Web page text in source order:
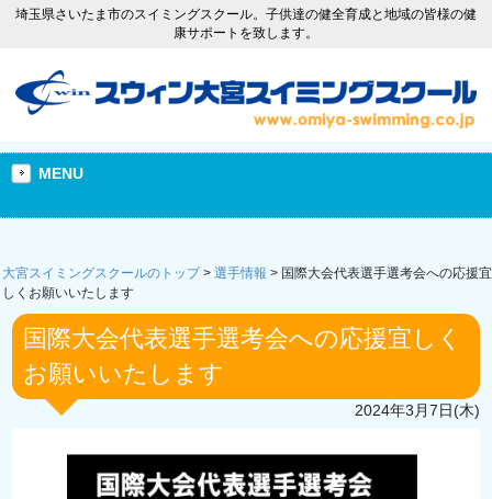
埼玉県さいたま市のスイミングスクール。子供達の健全育成と地域の皆様の健
康サポートを致します。
MENU
大宮スイミングスクールのトップ> 選手情報 > 国際大会代表選手選考会への応援宜
しくお願いいたします
国際大会代表選手選考会への応援宜しく
お願いいたします
2024年3月7日(木)